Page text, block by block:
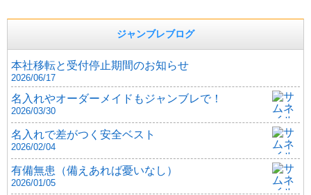
ジャンブレブログ
本社移転と受付停止期間のお知らせ
2026/06/17
名入れやオーダーメイドもジャンブレで！
2026/03/30
名入れで差がつく安全ベスト
2026/02/04
有備無患（備えあれば憂いなし）
2026/01/05